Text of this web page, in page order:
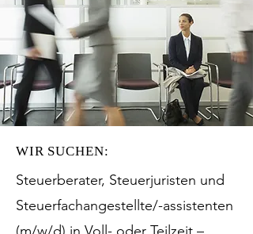
WIR SUCHEN:
Steuerberater, Steuerjuristen und
Steuerfachangestellte/-assistenten